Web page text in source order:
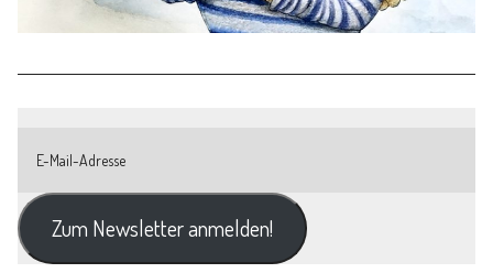
Zum Newsletter anmelden!